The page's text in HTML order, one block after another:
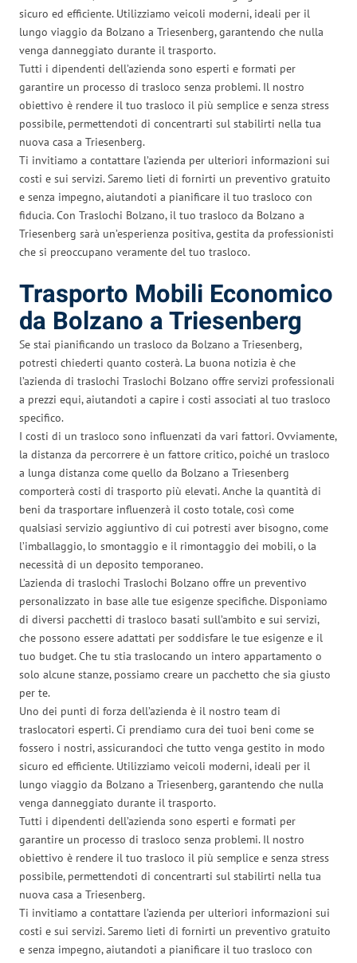
sicuro ed efficiente. Utilizziamo veicoli moderni, ideali per il
lungo viaggio da Bolzano a Triesenberg, garantendo che nulla
venga danneggiato durante il trasporto.
Tutti i dipendenti dell’azienda sono esperti e formati per
garantire un processo di trasloco senza problemi. Il nostro
obiettivo è rendere il tuo trasloco il più semplice e senza stress
possibile, permettendoti di concentrarti sul stabilirti nella tua
nuova casa a Triesenberg.
Ti invitiamo a contattare l’azienda per ulteriori informazioni sui
costi e sui servizi. Saremo lieti di fornirti un preventivo gratuito
e senza impegno, aiutandoti a pianificare il tuo trasloco con
fiducia. Con Traslochi Bolzano, il tuo trasloco da Bolzano a
Triesenberg sarà un’esperienza positiva, gestita da professionisti
che si preoccupano veramente del tuo trasloco.
Trasporto Mobili Economico
da Bolzano a Triesenberg
Se stai pianificando un trasloco da Bolzano a Triesenberg,
potresti chiederti quanto costerà. La buona notizia è che
l’azienda di traslochi Traslochi Bolzano offre servizi professionali
a prezzi equi, aiutandoti a capire i costi associati al tuo trasloco
specifico.
I costi di un trasloco sono influenzati da vari fattori. Ovviamente,
la distanza da percorrere è un fattore critico, poiché un trasloco
a lunga distanza come quello da Bolzano a Triesenberg
comporterà costi di trasporto più elevati. Anche la quantità di
beni da trasportare influenzerà il costo totale, così come
qualsiasi servizio aggiuntivo di cui potresti aver bisogno, come
l’imballaggio, lo smontaggio e il rimontaggio dei mobili, o la
necessità di un deposito temporaneo.
L’azienda di traslochi Traslochi Bolzano offre un preventivo
personalizzato in base alle tue esigenze specifiche. Disponiamo
di diversi pacchetti di trasloco basati sull’ambito e sui servizi,
che possono essere adattati per soddisfare le tue esigenze e il
tuo budget. Che tu stia traslocando un intero appartamento o
solo alcune stanze, possiamo creare un pacchetto che sia giusto
per te.
Uno dei punti di forza dell’azienda è il nostro team di
traslocatori esperti. Ci prendiamo cura dei tuoi beni come se
fossero i nostri, assicurandoci che tutto venga gestito in modo
sicuro ed efficiente. Utilizziamo veicoli moderni, ideali per il
lungo viaggio da Bolzano a Triesenberg, garantendo che nulla
venga danneggiato durante il trasporto.
Tutti i dipendenti dell’azienda sono esperti e formati per
garantire un processo di trasloco senza problemi. Il nostro
obiettivo è rendere il tuo trasloco il più semplice e senza stress
possibile, permettendoti di concentrarti sul stabilirti nella tua
nuova casa a Triesenberg.
Ti invitiamo a contattare l’azienda per ulteriori informazioni sui
costi e sui servizi. Saremo lieti di fornirti un preventivo gratuito
e senza impegno, aiutandoti a pianificare il tuo trasloco con